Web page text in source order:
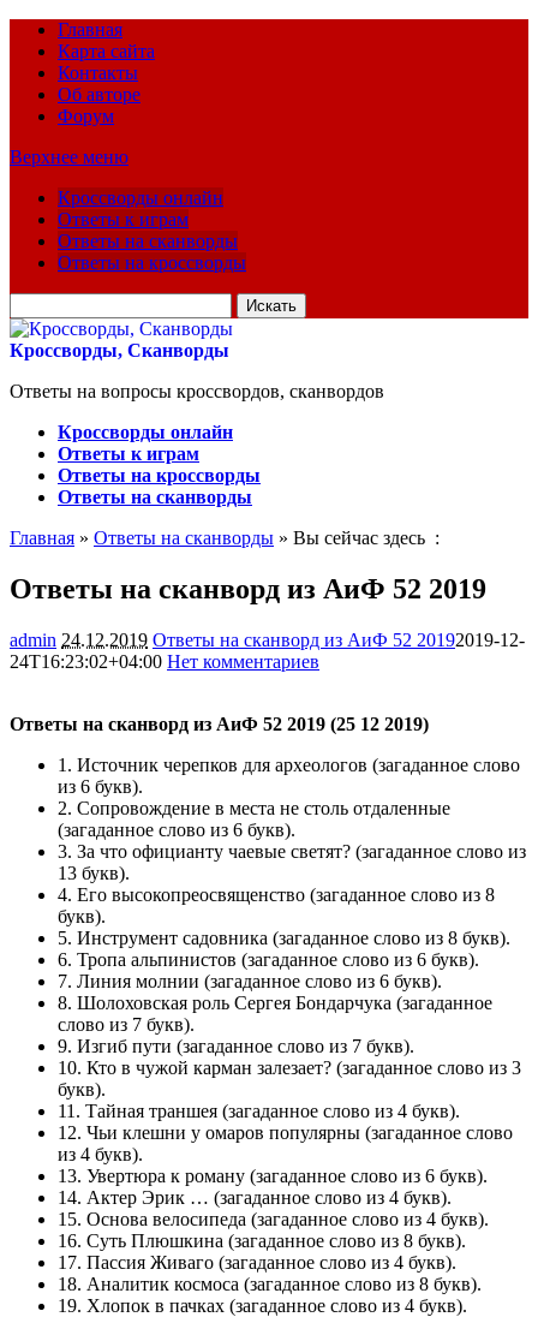
Главная
Карта сайта
Контакты
Об авторе
Форум
Верхнее меню
Кроссворды онлайн
Ответы к играм
Ответы на сканворды
Ответы на кроссворды
для:
Кроссворды, Сканворды
Ответы на вопросы кроссвордов, сканвордов
Кроссворды онлайн
Ответы к играм
Ответы на кроссворды
Ответы на сканворды
Главная » Ответы на сканворды » Вы сейчас здесь :
Ответы на сканворд из АиФ 52 2019
admin 24.12.2019 Ответы на сканворд из АиФ 52 20192019-12-
24T16:23:02+04:00 Нет комментариев
Ответы на сканворд из АиФ 52 2019 (25 12 2019)
1. Источник черепков для археологов (загаданное слово
из 6 букв).
2. Сопровождение в места не столь отдаленные
(загаданное слово из 6 букв).
3. За что официанту чаевые светят? (загаданное слово из
13 букв).
4. Его высокопреосвященство (загаданное слово из 8
букв).
5. Инструмент садовника (загаданное слово из 8 букв).
6. Тропа альпинистов (загаданное слово из 6 букв).
7. Линия молнии (загаданное слово из 6 букв).
8. Шолоховская роль Сергея Бондарчука (загаданное
слово из 7 букв).
9. Изгиб пути (загаданное слово из 7 букв).
10. Кто в чужой карман залезает? (загаданное слово из 3
букв).
11. Тайная траншея (загаданное слово из 4 букв).
12. Чьи клешни у омаров популярны (загаданное слово
из 4 букв).
13. Увертюра к роману (загаданное слово из 6 букв).
14. Актер Эрик … (загаданное слово из 4 букв).
15. Основа велосипеда (загаданное слово из 4 букв).
16. Суть Плюшкина (загаданное слово из 8 букв).
17. Пассия Живаго (загаданное слово из 4 букв).
18. Аналитик космоса (загаданное слово из 8 букв).
19. Хлопок в пачках (загаданное слово из 4 букв).